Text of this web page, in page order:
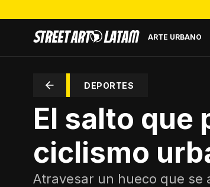
ARTE URBANO
DEPORTES
El salto que
ciclismo
Atravesar un hueco que se